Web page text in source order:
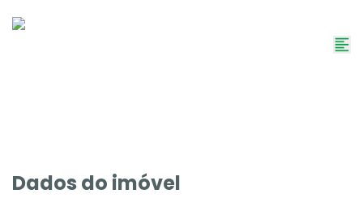
Dados do imóvel